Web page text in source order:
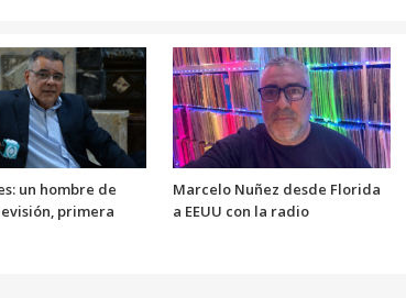
un hombre de
primera
Marcelo Nuñez desde Florida
a EEUU con la radio